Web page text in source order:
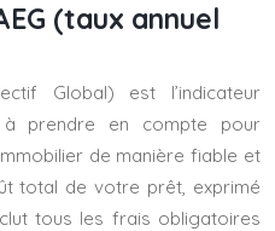
(taux annuel
Global) est l’indicateur
prendre en compte pour
de manière fiable et
total de votre prêt, exprimé
tous les frais obligatoires